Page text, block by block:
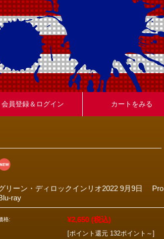
会員登録＆ログイン カートをみる
リーン・ディロックインリオ2022 9月9日 Pro
ray
格: ¥2,650 (税込)
[ポイント還元 132ポイント～]